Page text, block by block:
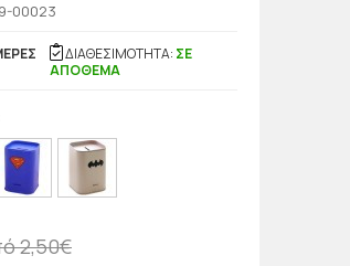
00023
ΔΙΑΘΕΣΙΜΟΤΗΤΑ: ΣΕ
ΑΠΟΘΕΜΑ
2,50€